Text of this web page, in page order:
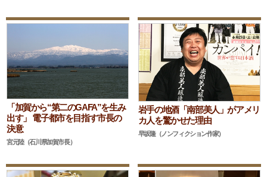
「加賀から“第二のGAFA”を生み
出す」 電子都市を目指す市長の
決意
宮元陸（石川県加賀市長）
岩手の地酒「南部美人」がアメリ
カ人を驚かせた理由
早坂隆（ノンフィクション作家）